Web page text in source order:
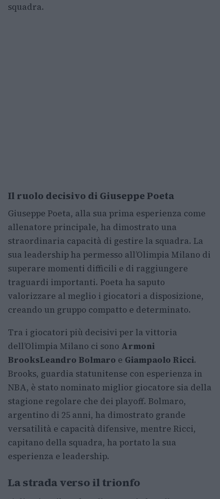
squadra.
Il ruolo decisivo di Giuseppe Poeta
Giuseppe Poeta, alla sua prima esperienza come
allenatore principale, ha dimostrato una
straordinaria capacità di gestire la squadra. La
sua leadership ha permesso all’Olimpia Milano di
superare momenti difficili e di raggiungere
traguardi importanti. Poeta ha saputo
valorizzare al meglio i giocatori a disposizione,
creando un gruppo compatto e determinato.
Tra i giocatori più decisivi per la vittoria
dell’Olimpia Milano ci sono Armoni
BrooksLeandro Bolmaro e Giampaolo Ricci.
Brooks, guardia statunitense con esperienza in
NBA, è stato nominato miglior giocatore sia della
stagione regolare che dei playoff. Bolmaro,
argentino di 25 anni, ha dimostrato grande
versatilità e capacità difensive, mentre Ricci,
capitano della squadra, ha portato la sua
esperienza e leadership.
La strada verso il trionfo